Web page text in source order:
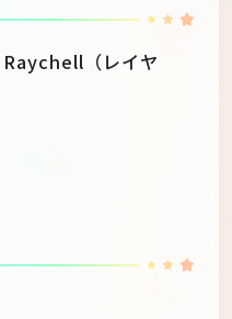
Raychell（レイヤ